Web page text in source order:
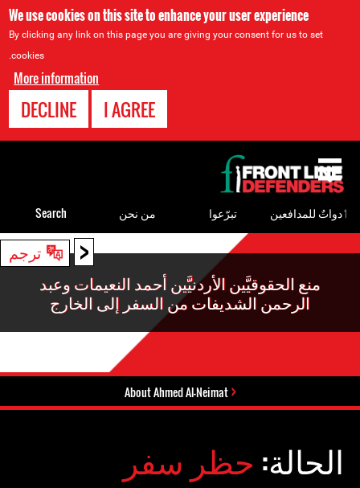
We use cookies on this site to enhance your user experience
By clicking any link on this page you are giving your consent for us to set
cookies.
More information
I AGREE
DECLINE
< ترجم
منع الحقوقيَّين الأردنيَّين أحمد النعيمات وعبد
الرحمن الشديفات من السفر إلى الخارج
About Ahmed Al-Neimat
الحالة: حظر سفر
to
top
ٲدواتٌ للمدافعين تبرّعوا من نحن Search